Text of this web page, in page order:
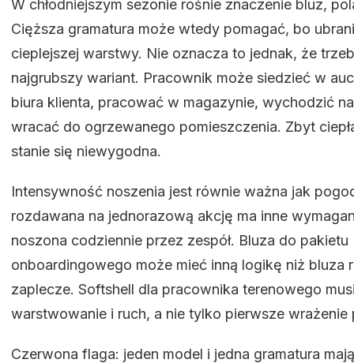
W chłodniejszym sezonie rośnie znaczenie bluz,
Cięższa gramatura może wtedy pomagać, bo
cieplejszej warstwy. Nie oznacza to jednak, że
najgrubszy wariant. Pracownik może siedzieć w
biura klienta, pracować w magazynie, wychodzić
wracać do ogrzewanego pomieszczenia. Zbyt
stanie się niewygodna.
Intensywność noszenia jest równie ważna jak
rozdawana na jednorazową akcję ma inne
noszona codziennie przez zespół. Bluza do pakietu
onboardingowego może mieć inną logikę niż bluza
zaplecze. Softshell dla pracownika terenowego
warstwowanie i ruch, a nie tylko pierwsze wrażenie
Czerwona flaga: jeden model i jedna gramatura